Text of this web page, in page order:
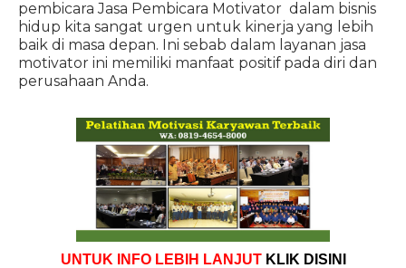
pembicara Jasa Pembicara Motivator dalam bisnis
hidup kita sangat urgen untuk kinerja yang lebih
baik di masa depan. Ini sebab dalam layanan jasa
motivator ini memiliki manfaat positif pada diri dan
perusahaan Anda.
UNTUK INFO LEBIH LANJUT KLIK DISINI